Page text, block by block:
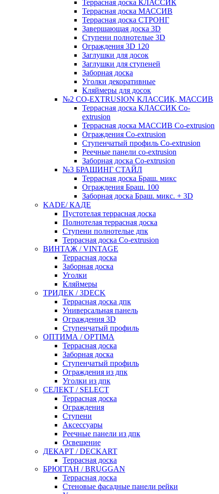
Террасная доска КЛАССИК
Террасная доска МАССИВ
Террасная доска СТРОНГ
Завершающая доска 3D
Ступени полнотелые 3D
Ограждения 3D 120
Заглушки для досок
Заглушки для ступеней
Заборная доска
Уголки декоративные
Кляймеры для досок
№2 CO-EXTRUSION КЛАССИК, МАССИВ
Террасная доска КЛАССИК Co-
extrusion
Террасная доска МАССИВ Co-extrusion
Ограждения Co-extrusion
Ступенчатый профиль Co-extrusion
Реечные панели co-extrusion
Заборная доска Co-extrusion
№3 БРАШИНГ СТАЙЛ
Террасная доска Браш. микс
Ограждения Браш. 100
Заборная доска Браш. микс. + 3D
KADE/ КАДЕ
Пустотелая террасная доска
Полнотелая террасная доска
Ступени полнотелые дпк
Террасная доска Co-extrusion
ВИНТАЖ / VINTAGE
Террасная доска
Заборная доска
Уголки
Кляймеры
ТРИДЕК / 3DECK
Террасная доска дпк
Универсальная панель
Ограждения 3D
Ступенчатый профиль
ОПТИМА / OPTIMA
Террасная доска
Заборная доска
Ступенчатый профиль
Ограждения из дпк
Уголки из дпк
СЕЛЕКТ / SELECT
Террасная доска
Ограждения
Ступени
Аксессуары
Реечные панели из дпк
Освещение
ДЕКАРТ / DECKART
Террасная доска
БРЮГГАН / BRUGGAN
Террасная доска
Стеновые фасадные панели рейки